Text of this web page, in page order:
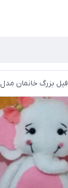
فیل بزرگ خانمان مدل 374075